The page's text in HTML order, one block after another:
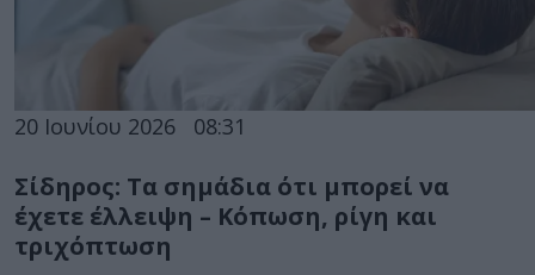
20 Ιουνίου 2026 08:31
Σίδηρος: Τα σημάδια ότι μπορεί να
έχετε έλλειψη – Κόπωση, ρίγη και
τριχόπτωση